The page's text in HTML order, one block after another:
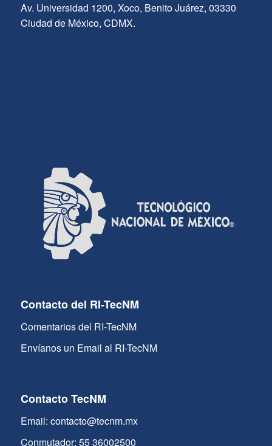
Av. Universidad 1200, Xoco, Benito Juárez, 03330
Ciudad de México, CDMX.
Contacto del RI-TecNM
Comentarios del RI-TecNM
Envíanos un Email al RI-TecNM
Contacto TecNM
Email: contacto@tecnm.mx
Conmutador: 55 36002500